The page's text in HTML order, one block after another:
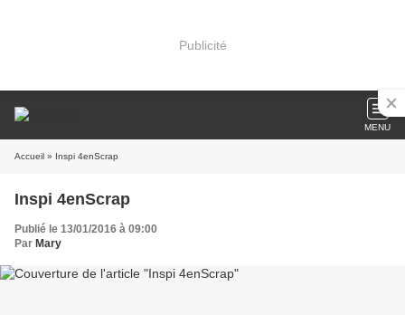
Publicité
MENU
Accueil » Inspi 4enScrap
Inspi 4enScrap
Publié le 13/01/2016 à 09:00
Par Mary